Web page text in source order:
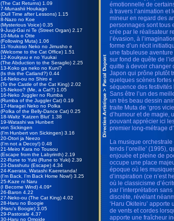
(The Cat Returns) 1.09
7-Munashii Houkago
(Dull Time after Lessons) 1.15
8-Nazo no Koe
(Mysterious Voice) 0.35
9-Juuji-Gai ni Te (Street Organ) 2.17
10-Muta o Otte
(Following Muta) 1.06
11-Youkoso Neko no Jimusho e
(Welcome to the Cat Office) 1.51
12-Koukyuu e no Yuukai
(The Abduction to the Seraglio) 2.25
13-Koko ga neko no Kuni?
(Is this the Catland?) 0.44
14-Neko-ou no Shiro e
(To the Castle of the Cat King) 2.02
15-Nekoo? (Me, a Cat?) 1.05
16-Neko Juggler no Rumba
(Rumba of the Juggler Cat) 0.19
17-Haragei Neko no Polka
(Polka of the Belly-Dance Cat) 0.25
18-Waltz 'Katzen Blut' 1.38
19-Watashi wa Hunbert
von Sickingen
(I'm Hunbert von Sickingen) 3.16
20-Otori ja Neezo
(I'm not a Decoy!) 0.48
21-Meiro Kara no Tousou
(Escape from the Labyrinth) 2.19
22-Rune to Yuki (Rune to Yuki) 2.39
23-Dasshutu (Escape) 4.34
24-Kaerata, Watashi Kaeretanda!
(I'm Back, I'm Back Home Now!) 3.25
25-Kaze ni Naru
(I Become Wind) 4.09*
26-Baron 4.22
27-Neko-ou (The Cat King) 4.02
28-Haru no Boogie
(Haru's Boogie) 3.05
29-Pastorale 4.37
30-Haru no Omoide
émotionnelle de
à travers l’animation et
mineur en regard des
personnages sont tous
crée par le réalisateur
l’évasion, à
forme d’un récit
une fabuleuse aventure
sur fond de quête de
quitte à devoir changer
Japon qui prône plutôt
quelques scènes fortes
séquence des
Sans être l’un des
un très beau dessin
traite Muta de ‘gros
d’humour et de magie,
pouvant apprécier ici
premier long-métrage
La musique orchestrale
tends l’oreille’ (1995),
enjouée et pleine de
occupe une place
époque où les
d’inspiration (ce n’est
où le classicisme
par l’interprétation
discrète, révélant
‘Haru Okiteiru’
de vents et cordes
apporte une fraîcheur